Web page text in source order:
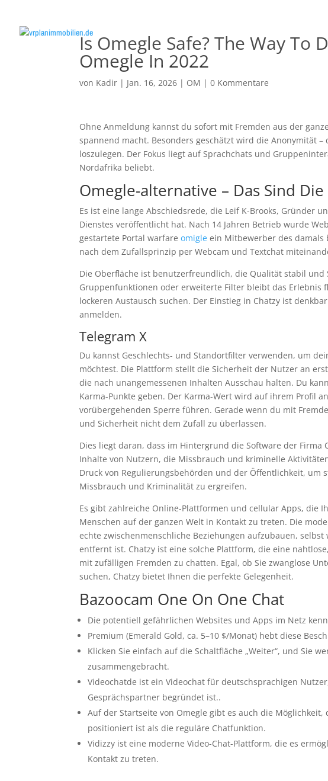
Is Omegle Safe? The Way To
Omegle In 2022
von Kadir | Jan. 16, 2026 | OM |0 Kommentare
Ohne Anmeldung kannst du sofort mit Fremden aus der
spannend macht. Besonders geschätzt wird die Anonymität
loszulegen. Der Fokus liegt auf Sprachchats und
Nordafrika beliebt.
Omegle-alternative – Das Sind
Es ist eine lange Abschiedsrede, die Leif K-Brooks, Gründer
Dienstes veröffentlicht hat. Nach 14 Jahren Betrieb wurde
gestartete Portal warfareomigle ein Mitbewerber des damals
nach dem Zufallsprinzip per Webcam und Textchat
Die Oberfläche ist benutzerfreundlich, die Qualität stabil
Gruppenfunktionen oder erweiterte Filter bleibt das Erlebnis
lockeren Austausch suchen. Der Einstieg in Chatzy ist
anmelden.
Telegram X
Du kannst Geschlechts- und Standortfilter verwenden, um
möchtest. Die Plattform stellt die Sicherheit der Nutzer an
die nach unangemessenen Inhalten Ausschau halten. Du
Karma-Punkte geben. Der Karma-Wert wird auf ihrem Profil
vorübergehenden Sperre führen. Gerade wenn du mit
und Sicherheit nicht dem Zufall zu überlassen.
Dies liegt daran, dass im Hintergrund die Software der
Inhalte von Nutzern, die Missbrauch und kriminelle
Druck von Regulierungsbehörden und der Öffentlichkeit, um
Missbrauch und Kriminalität zu ergreifen.
Es gibt zahlreiche Online-Plattformen und cellular Apps, die
Menschen auf der ganzen Welt in Kontakt zu treten. Die
echte zwischenmenschliche Beziehungen aufzubauen,
entfernt ist. Chatzy ist eine solche Plattform, die eine
mit zufälligen Fremden zu chatten. Egal, ob Sie zwanglose
suchen, Chatzy bietet Ihnen die perfekte Gelegenheit.
Bazoocam One On One Chat
Die potentiell gefährlichen Websites und Apps im Netz
Premium (Emerald Gold, ca. 5–10 $/Monat) hebt diese
Klicken Sie einfach auf die Schaltfläche „Weiter“, und Sie
zusammengebracht.
Videochatde ist ein Videochat für deutschsprachigen
Gesprächspartner begründet ist..
Auf der Startseite von Omegle gibt es auch die
positioniert ist als die reguläre Chatfunktion.
Vidizzy ist eine moderne Video-Chat-Plattform, die es
Kontakt zu treten.